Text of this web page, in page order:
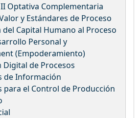
Optativa Complementaria
y Estándares de Proceso
Capital Humano al Proceso
Personal y
(Empoderamiento)
Digital de Procesos
de Información
para el Control de Producción